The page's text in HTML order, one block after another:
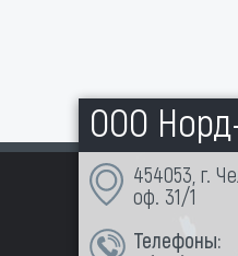
ООО
454053, г.
оф. 31/1
Телефоны: